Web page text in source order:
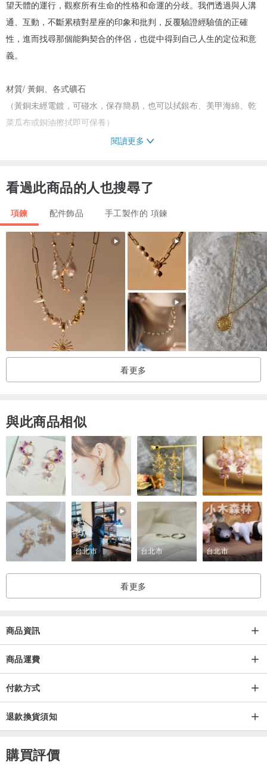
望天體的運行，觀察所有生命的性格和命運的分歧。我們透過與人溝
通、互動，不斷累積對星座的印象和批判，反覆驗證經驗值的正確
性，進而找尋那個能夠契合的伴侶，也從中得到自己人生的定位和意
義。
材質/ 黃銅、各式礦石
（黃銅未經電鍍，可碰水，保存簡易，也可以拭銀布、美甲海綿、乾
菜瓜布或銅油擦拭即可保養）
礦石墜子款的鍊子總長４０cm，平放約２０cm
古代西方哲學家認為構成自然界所有物質是水、火、土、風四大元
素，天體的運行產生了四大元素的流轉變化，讓12星座劃分成水象星
座、火象星座、土象星座、火象星座。Agaric Garden本次星座設計參
考了占星學、色彩學等各方資料，最後將水、火、土、風對應搭配上
不同的色彩與代表石。
水－藍紫色冰冷色調
雙魚座 ♓ 紫水晶 Amethyst
巨蟹座 ♋ 蛋白琉璃 Opalite Glass
天蠍座 ♏ 藍玉髓 Blue Chalcedony
牡羊座 ♈ 紅紋瑪瑙 Red Sardonyx
獅子座 ♌ 石榴石 Garnet
射手座 ♐ 粉水晶 Rose Quartz
風－綠色系自然色調
水瓶座 ♒ 青金石 Lazurite
雙子座 ♊ 天河石 Amazonite
天秤座 ♎ 橄欖石 Olivine
土－黃白金大地色調
摩羯座 ♑ 黑髮晶 Black Rutilated Quartz
使用FSC™森林環保認證紙材製作包裝紙盒
閱讀更多
看過此商品的人也搜尋了
項鍊 配件飾品 手工製作的 項鍊
看更多
與此商品相似
台北市 台北市 台北市
看更多
商品資訊
商品運費
付款方式
退款換貨須知
購買評價